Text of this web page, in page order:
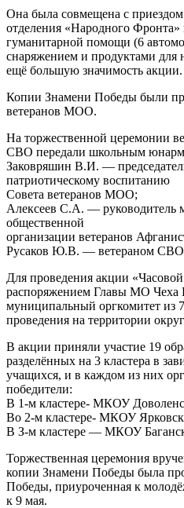
Она была совмещена с приездом
отделения «Народного
гуманитарной помощи (6
снаряжением и продуктами для
ещё большую значимость акции.
Копии Знамени Победы были
ветеранов МОО.
На торжественной церемонии
СВО передали школьным
Заковряшин В.И. —
патриотическому воспитанию
Совета ветеранов МОО;
Алексеев С.А. — руководитель
общественной
организации ветеранов
Русаков Ю.В. — ветераном
Для проведения акции
распоряжением Главы МО Чеха
муниципальный оргкомитет из
проведения на территории
В акции приняли участие 19
разделённых на 3 кластера в
учащихся, и в каждом из них
победители:
В 1-м кластере- МКОУ
Во 2-м кластере- МКОУ
В З-м кластере — МКОУ
Торжественная церемония
копии Знамени Победы была
Победы, приуроченная к
к 9 мая.